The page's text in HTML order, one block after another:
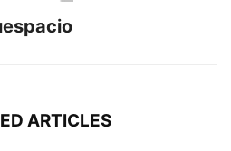
ARTICLES